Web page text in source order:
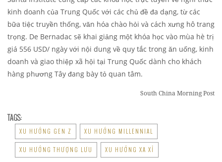
kinh doanh của Trung Quốc với các chủ đề đa dạng, từ các
bữa tiệc truyền thống, văn hóa chào hỏi và cách xưng hô trang
trọng. De Bernadac sẽ khai giảng một khóa học vào mùa hè trị
giá 556 USD/ ngày với nội dung về quy tắc trong ăn uống, kinh
doanh và giao thiệp xã hội tại Trung Quốc dành cho khách
hàng phương Tây đang bày tỏ quan tâm.
South China Morning Post
TAGS:
XU HƯỚNG GEN Z XU HƯỚNG MILLENNIAL
XU HƯỚNG THƯỢNG LƯU XU HƯỚNG XA XỈ